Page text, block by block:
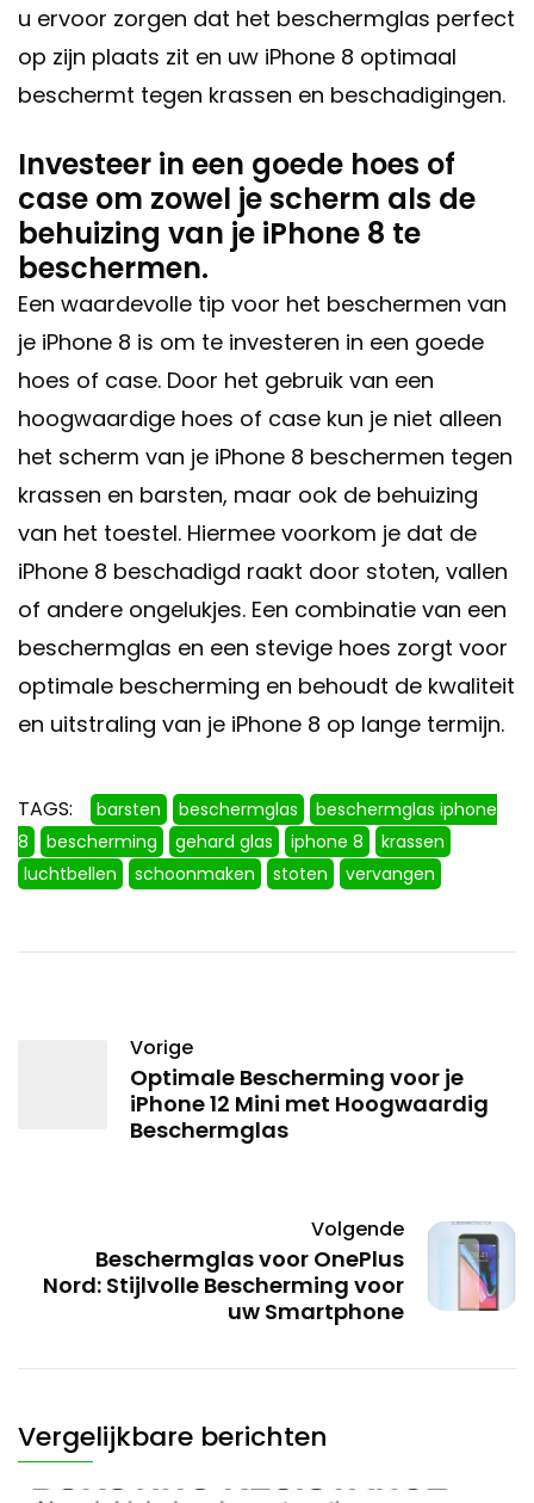
u ervoor zorgen dat het beschermglas perfect
op zijn plaats zit en uw iPhone 8 optimaal
beschermt tegen krassen en beschadigingen.
Investeer in een goede hoes of
case om zowel je scherm als de
behuizing van je iPhone 8 te
beschermen.
Een waardevolle tip voor het beschermen van
je iPhone 8 is om te investeren in een goede
hoes of case. Door het gebruik van een
hoogwaardige hoes of case kun je niet alleen
het scherm van je iPhone 8 beschermen tegen
krassen en barsten, maar ook de behuizing
van het toestel. Hiermee voorkom je dat de
iPhone 8 beschadigd raakt door stoten, vallen
of andere ongelukjes. Een combinatie van een
beschermglas en een stevige hoes zorgt voor
optimale bescherming en behoudt de kwaliteit
en uitstraling van je iPhone 8 op lange termijn.
TAGS: barsten beschermglas
beschermglas iphone
8
bescherming gehard glas iphone 8
krassen
luchtbellen
schoonmaken stoten vervangen
Vorige
Optimale Bescherming voor je
iPhone 12 Mini met Hoogwaardig
Beschermglas
Volgende
Beschermglas voor OnePlus
Nord: Stijlvolle Bescherming voor
uw Smartphone
Vergelijkbare berichten